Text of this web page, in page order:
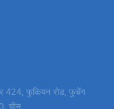
424, फुकियन रोड, फुचेंग
चीन